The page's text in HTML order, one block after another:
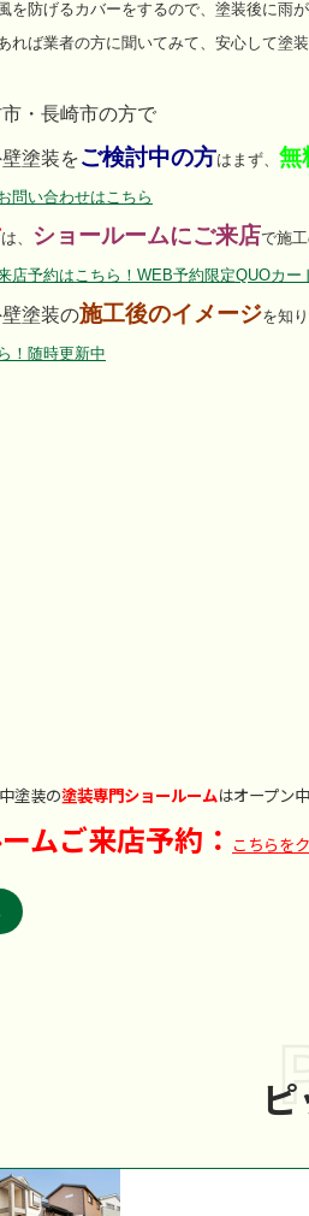
を防げるカバーをするので、塗装後に雨
れば業者の方に聞いてみて、安心して塗
・長崎市の方で
塗装をご検討中の方はまず、 無
問い合わせはこちら
は、 ショールームにご来店で施
店予約はこちら！WEB予約限定QUOカー
塗装の施工後のイメージを知
！随時更新中
塗装の塗装専門ショールームはオープン
ムご来店予約： こちらを